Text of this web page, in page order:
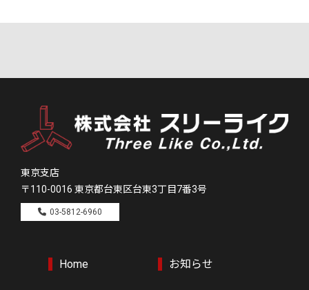
東京支店
〒110-0016 東京都台東区台東3丁目7番3号
03-5812-6960
Home お知らせ